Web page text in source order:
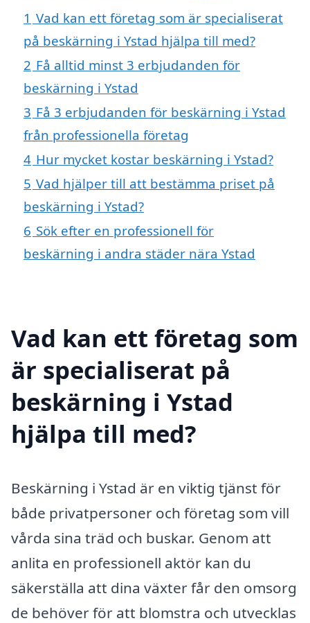
1 Vad kan ett företag som är specialiserat
på beskärning i Ystad hjälpa till med?
2 Få alltid minst 3 erbjudanden för
beskärning i Ystad
3 Få 3 erbjudanden för beskärning i Ystad
från professionella företag
4 Hur mycket kostar beskärning i Ystad?
5 Vad hjälper till att bestämma priset på
beskärning i Ystad?
6 Sök efter en professionell för
beskärning i andra städer nära Ystad
Vad kan ett företag som
är specialiserat på
beskärning i Ystad
hjälpa till med?
Beskärning i Ystad är en viktig tjänst för
både privatpersoner och företag som vill
vårda sina träd och buskar. Genom att
anlita en professionell aktör kan du
säkerställa att dina växter får den omsorg
de behöver för att blomstra och utvecklas